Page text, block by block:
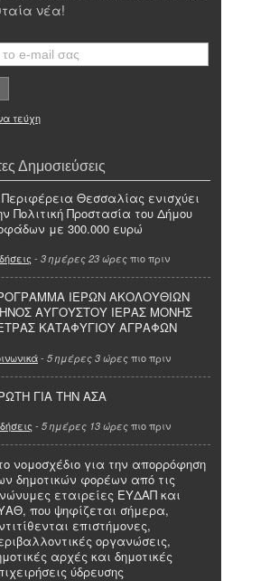
νέα!
τεύχη
Δημοσιεύσεις
Θεσσαλίας ενισχύει
Πολιτική Προστασία του Δήμου
με 300.000 ευρώ
- 3 ημέρες 23 ώρες πιο πριν
ΙΕΡΩΝ ΑΚΟΛΟΥΘΙΩΝ
ΑΥΓΟΥΣΤΟΥ ΙΕΡΑΣ ΜΟΝΗΣ
ΚΑΤΑΦΥΓΙΟΥ ΑΓΡΑΦΩΝ
- 5 ημέρες 3 ώρες πιο πριν
ΓΙΑ ΤΗΝ ΑΣΑ
- 5 ημέρες 13 ώρες πιο πριν
νομοσχέδιο για την απορρόφηση
δημοτικών φορέων από τις
εταιρείες ΕΥΔΑΠ και
που ψηφίζεται σήμερα,
επιστήμονες,
οργανώσεις,
αρχές και δημοτικές
ύδρευσης